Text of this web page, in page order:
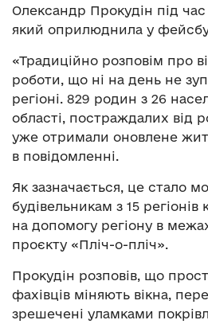
Олександр Прокудін під час
який оприлюднила у
«Традиційно розповім про
роботи, що ні на день не
регіоні. 829 родин з 26
області, постраждалих від
уже отримали оновлене
в повідомленні.
Як зазначається, це стало
будівельникам з 15
на допомогу регіону в
проєкту «Пліч-о-пліч».
Прокудін розповів, що
фахівців міняють вікна,
зрешечені уламками